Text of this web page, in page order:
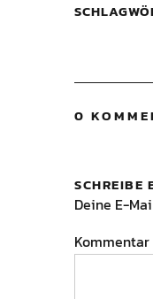
0
SCHREIBE
Deine E-
Kommentar